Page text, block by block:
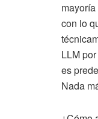
con lo
LLM
es
Nada